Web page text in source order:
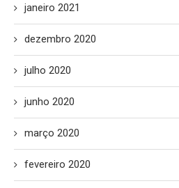
janeiro 2021
dezembro 2020
julho 2020
junho 2020
março 2020
fevereiro 2020